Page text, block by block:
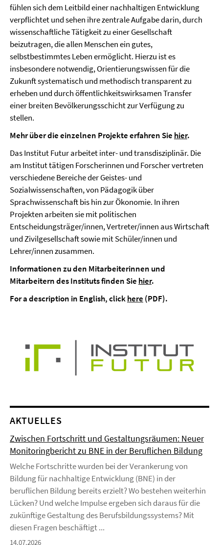
fühlen sich dem Leitbild einer nachhaltigen Entwicklung
verpflichtet und sehen ihre zentrale Aufgabe darin, durch
wissenschaftliche Tätigkeit zu einer Gesellschaft
beizutragen, die allen Menschen ein gutes,
selbstbestimmtes Leben ermöglicht. Hierzu ist es
insbesondere notwendig, Orientierungswissen für die
Zukunft systematisch und methodisch transparent zu
erheben und durch öffentlichkeitswirksamen Transfer
einer breiten Bevölkerungsschicht zur Verfügung zu
stellen.
Mehr über die einzelnen Projekte erfahren Sie hier.
Das Institut Futur arbeitet inter- und transdisziplinär. Die
am Institut tätigen Forscherinnen und Forscher vertreten
verschiedene Bereiche der Geistes- und
Sozialwissenschaften, von Pädagogik über
Sprachwissenschaft bis hin zur Ökonomie. In ihren
Projekten arbeiten sie mit politischen
Entscheidungsträger/innen, Vertreter/innen aus Wirtschaft
und Zivilgesellschaft sowie mit Schüler/innen und
Lehrer/innen zusammen.
Informationen zu den Mitarbeiterinnen und
Mitarbeitern des Instituts finden Sie hier.
For a description in English, clickhere (PDF).
AKTUELLES
Zwischen Fortschritt und Gestaltungsräumen: Neuer
Monitoringbericht zu BNE in der Beruflichen Bildung
Welche Fortschritte wurden bei der Verankerung von
Bildung für nachhaltige Entwicklung (BNE) in der
beruflichen Bildung bereits erzielt? Wo bestehen weiterhin
Lücken? Und welche Impulse ergeben sich daraus für die
zukünftige Gestaltung des Berufsbildungssystems? Mit
diesen Fragen beschäftigt ...
14.07.2026